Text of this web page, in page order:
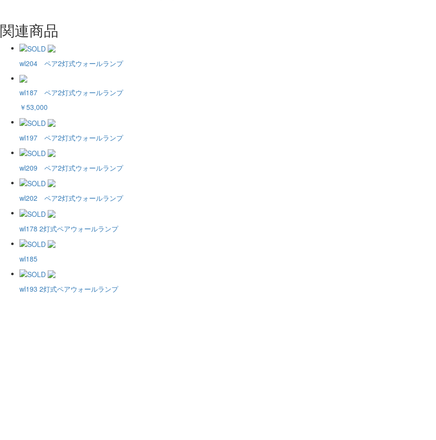
関連商品
wl204 ペア2灯式ウォールランプ
wl187 ペア2灯式ウォールランプ
￥53,000
wl197 ペア2灯式ウォールランプ
wl209 ペア2灯式ウォールランプ
wl202 ペア2灯式ウォールランプ
wl178 2灯式ペアウォールランプ
wl185
wl193 2灯式ペアウォールランプ